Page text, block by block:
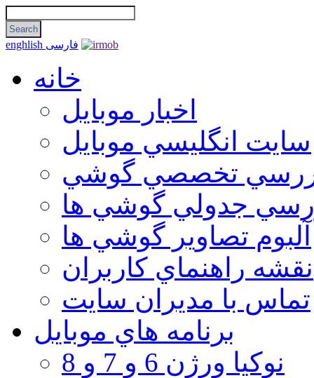
enghlish فارسی
خانه
اخبار موبایل
سايت انگليسي موبايل
تخصصي گوشي
جدولي گوشي ها
آلبوم تصاوير گوشي ها
نقشه راهنماي كاربران
تماس با مديران سايت
برنامه هاي موبايل
نوکیا ورژن 6 و 7 و 8